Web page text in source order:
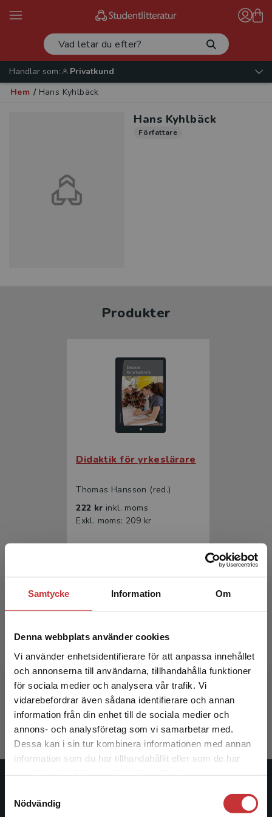
Samtycke Information Om
Denna webbplats använder cookies
Vi använder enhetsidentifierare för att anpassa innehållet
och annonserna till användarna, tillhandahålla funktioner
för sociala medier och analysera vår trafik. Vi
vidarebefordrar även sådana identifierare och annan
information från din enhet till de sociala medier och
annons- och analysföretag som vi samarbetar med.
Dessa kan i sin tur kombinera informationen med annan
information som du har tillhandahållit eller som de har
Nödvändig
Begränsad fraktregion
Det verkar som att du besöker
studentlitteratur.se via en enhet utanför Sverige.
Vi erbjuder inte leveranser utanför Sverige. För
att kunna slutföra ett köp måste
Handlar som:
Privatkund
Hem / Hans Kyhlbäck
Hans Kyhlbäck
Författare
Produkter
Didaktik för yrkeslärare
Thomas Hansson (red.)
222 kr inkl. moms
Exkl. moms: 209 kr
Didaktik för yrkeslärare
Hansson, Thomas (red.)
359 krinkl. moms
Exkl. moms: 339 kr